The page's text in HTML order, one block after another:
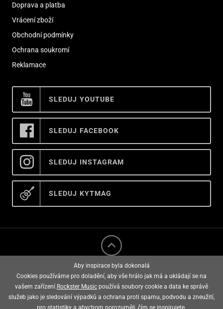
Doprava a platba
Vrácení zboží
Obchodní podmínky
Ochrana soukromí
Reklamace
SLEDUJ YOUTUBE
SLEDUJ FACEBOOK
SLEDUJ INSTAGRAM
SLEDUJ KYTMAG
rockster music © 2008 - 2026
Aby inspirace byla dokonalá
Cookies používáme pro doladění, aby vše hrálo jak má a ukládají se na
vašem zařízení. Rockster Music používá soubory cookie a data ke správě
služeb jako je sledování výpadků a ochrana proti spamu, podvodu a zneužití,
pro statistiky a abychom porozuměli, čím se inspirujete.